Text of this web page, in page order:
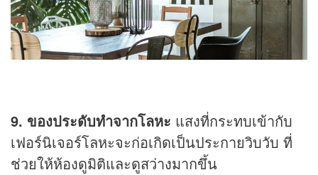
9. ของประดับทำจากโลหะ แสงที่กระทบเข้ากับ
เฟอร์นิเจอร์โลหะจะก่อเกิดเป็นประกายวิบวับ ที่
ช่วยให้ห้องดูมิติและดูสว่างมากขึ้น